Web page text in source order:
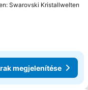
Swarovski Kristallwelten
megjelenítése